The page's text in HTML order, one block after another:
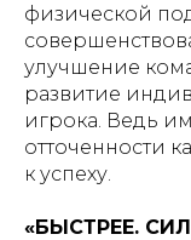
физической
улучшение
развитие
игрока. Ведь
отточенности
к успеху.
«БЫСТРЕЕ.